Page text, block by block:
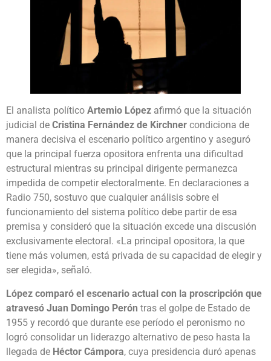
El analista político Artemio López afirmó que la situación
judicial de Cristina Fernández de Kirchner condiciona de
manera decisiva el escenario político argentino y aseguró
que la principal fuerza opositora enfrenta una dificultad
estructural mientras su principal dirigente permanezca
impedida de competir electoralmente. En declaraciones a
Radio 750, sostuvo que cualquier análisis sobre el
funcionamiento del sistema político debe partir de esa
premisa y consideró que la situación excede una discusión
exclusivamente electoral. «La principal opositora, la que
tiene más volumen, está privada de su capacidad de elegir y
ser elegida», señaló.
López comparó el escenario actual con la proscripción que
atravesó Juan Domingo Perón tras el golpe de Estado de
1955 y recordó que durante ese período el peronismo no
logró consolidar un liderazgo alternativo de peso hasta la
llegada de Héctor Cámpora, cuya presidencia duró apenas